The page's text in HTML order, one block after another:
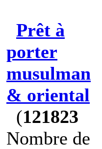
Prêt à
porter
musulman
& oriental
(121823
Nombre de